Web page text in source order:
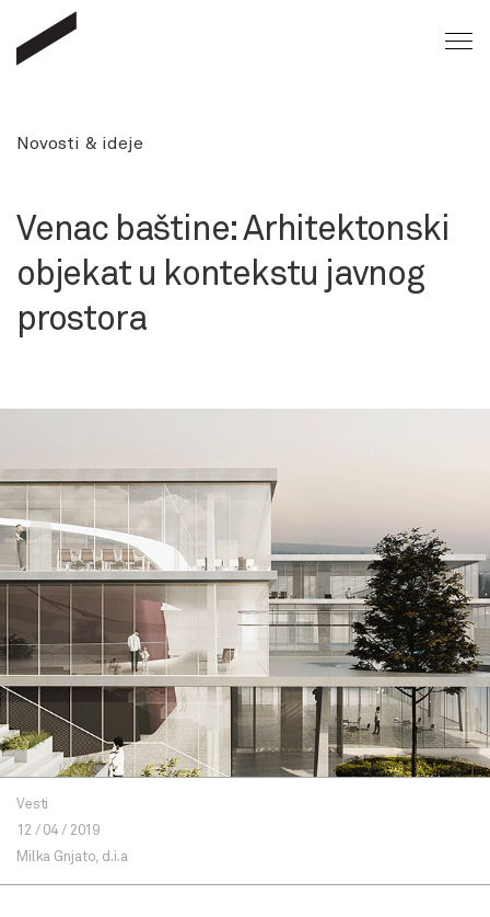
Novosti & ideje
Venac baštine: Arhitektonski
objekat u kontekstu javnog
prostora
Vesti
12 / 04 / 2019
Milka Gnjato, d.i.a